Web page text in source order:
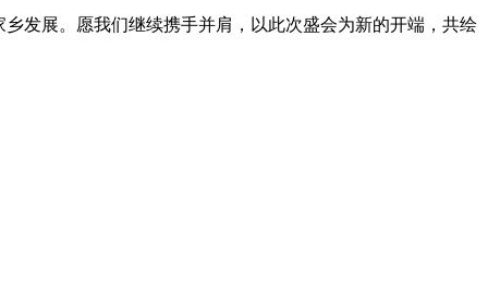
发展。愿我们继续携手并肩，以此次盛会为新的开端，共绘